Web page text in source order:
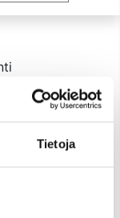
Tietoja
ja